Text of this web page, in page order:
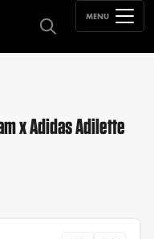
MENU
x Adidas Adilette